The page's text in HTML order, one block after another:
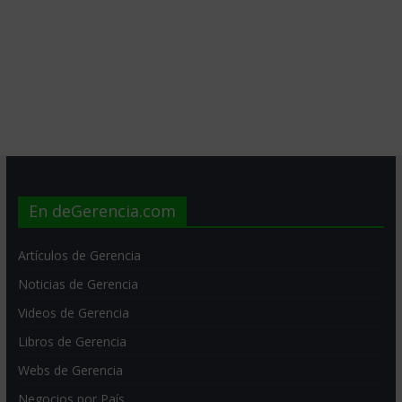
En deGerencia.com
Artículos de Gerencia
Noticias de Gerencia
Videos de Gerencia
Libros de Gerencia
Webs de Gerencia